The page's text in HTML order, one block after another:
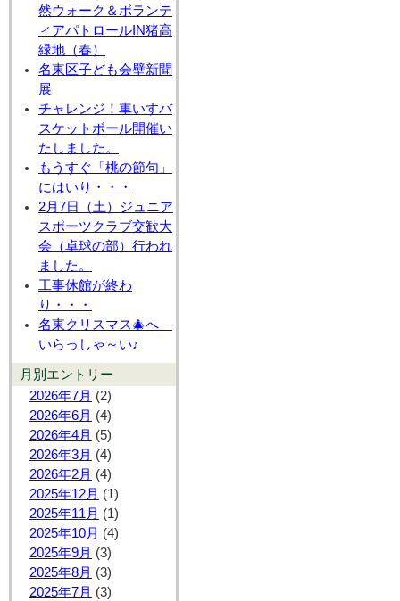
然ウォーク＆ボランテ
ィアパトロールIN猪高
緑地（春）
名東区子ども会壁新聞
展
チャレンジ！車いすバ
スケットボール開催い
たしました。
もうすぐ「桃の節句」
にはいり・・・
2月7日（土）ジュニア
スポーツクラブ交歓大
会（卓球の部）行われ
ました。
工事休館が終わ
り・・・
名東クリスマス🎄へ
いらっしゃ～い♪
月別エントリー
2026年7月 (2)
2026年6月 (4)
2026年4月 (5)
2026年3月 (4)
2026年2月 (4)
2025年12月 (1)
2025年11月 (1)
2025年10月 (4)
2025年9月 (3)
2025年8月 (3)
2025年7月 (3)